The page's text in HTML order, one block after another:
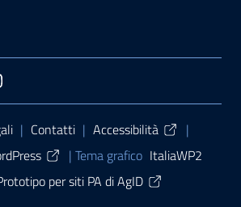
Utili
| Contatti | Accessibilità
|
| Tema grafico ItaliaWP2
per siti PA di AgID